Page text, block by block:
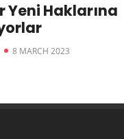
Yeni Haklarına
8 MARCH 2023